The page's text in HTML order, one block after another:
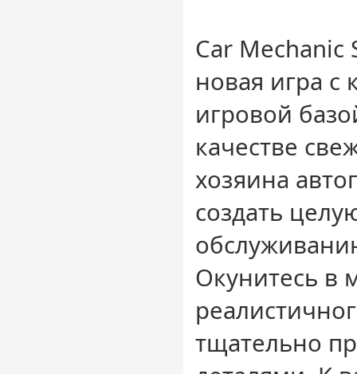
Car Mechanic
новая игра с
игровой
качестве
хозяина
создать
Окунитесь в
тщательно